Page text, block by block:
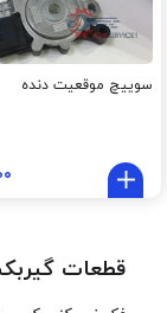
سوييچ موقعيت دنده
قطعات